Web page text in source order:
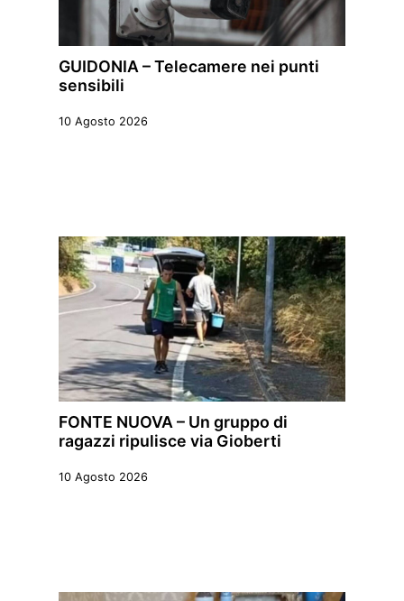
GUIDONIA – Telecamere nei punti
sensibili
10 Agosto 2026
FONTE NUOVA – Un gruppo di
ragazzi ripulisce via Gioberti
10 Agosto 2026